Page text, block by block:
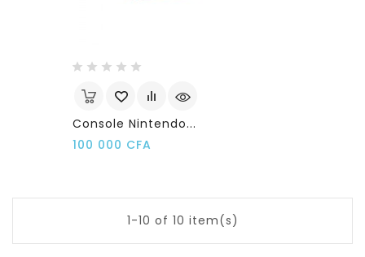
Console Nintendo...
100 000 CFA
1-10 of 10 item(s)